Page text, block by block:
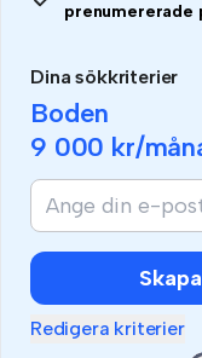
prenumererade
Dina sökkriterier
Boden
9 000 kr/
Redigera kriterier